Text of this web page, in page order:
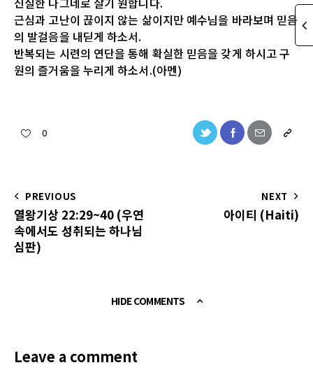
근심과 고난이 끊이지 않는 삶이지만 예수님을 바라보며 믿음
의 발걸음을 내딛게 하소서.
반복되는 시련의 연단을 통해 확실한 믿음을 갖게 하시고 구
원의 즐거움을 누리게 하소서.(아멘)
0
PREVIOUS
열왕기상 22:29~40 (우연
속에서도 성취되는 하나님
심판)
NEXT
아이티 (Haiti)
HIDE COMMENTS
Leave a comment